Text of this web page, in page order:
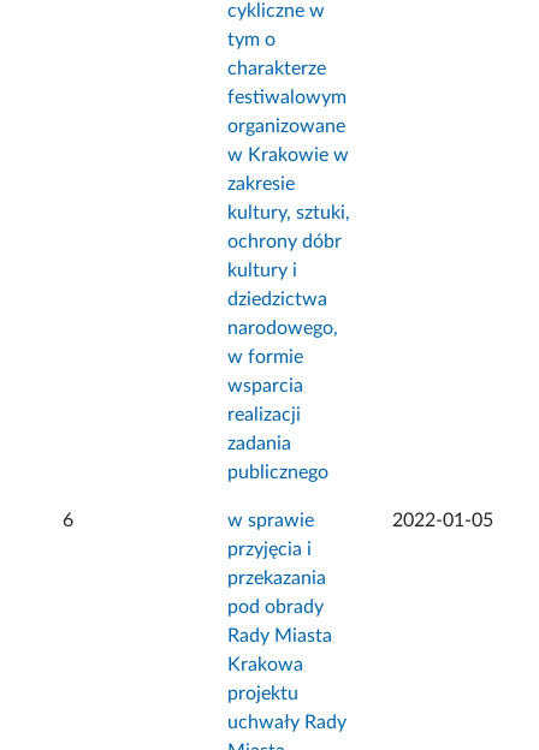
cykliczne w
tym o
charakterze
festiwalowym
organizowane
w Krakowie w
zakresie
kultury, sztuki,
ochrony dóbr
kultury i
dziedzictwa
narodowego,
w formie
wsparcia
realizacji
zadania
publicznego
6
w sprawie
przyjęcia i
przekazania
pod obrady
Rady Miasta
Krakowa
projektu
uchwały Rady
2022-01-05